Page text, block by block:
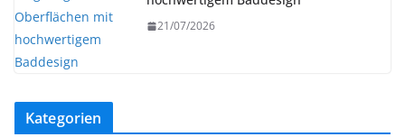
21/07/2026
Kategorien